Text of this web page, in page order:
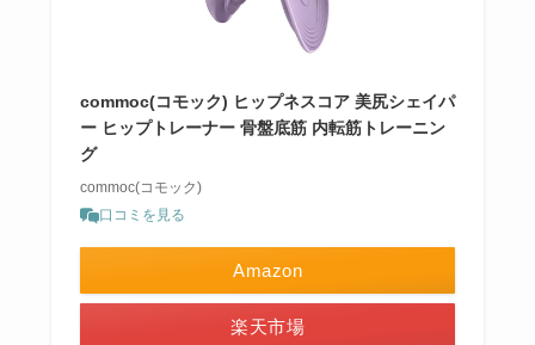
commoc(コモック) ヒップネスコア 美尻シェイパ
ー ヒップトレーナー 骨盤底筋 内転筋トレーニン
グ
commoc(コモック)
口コミを見る
Amazon
楽天市場